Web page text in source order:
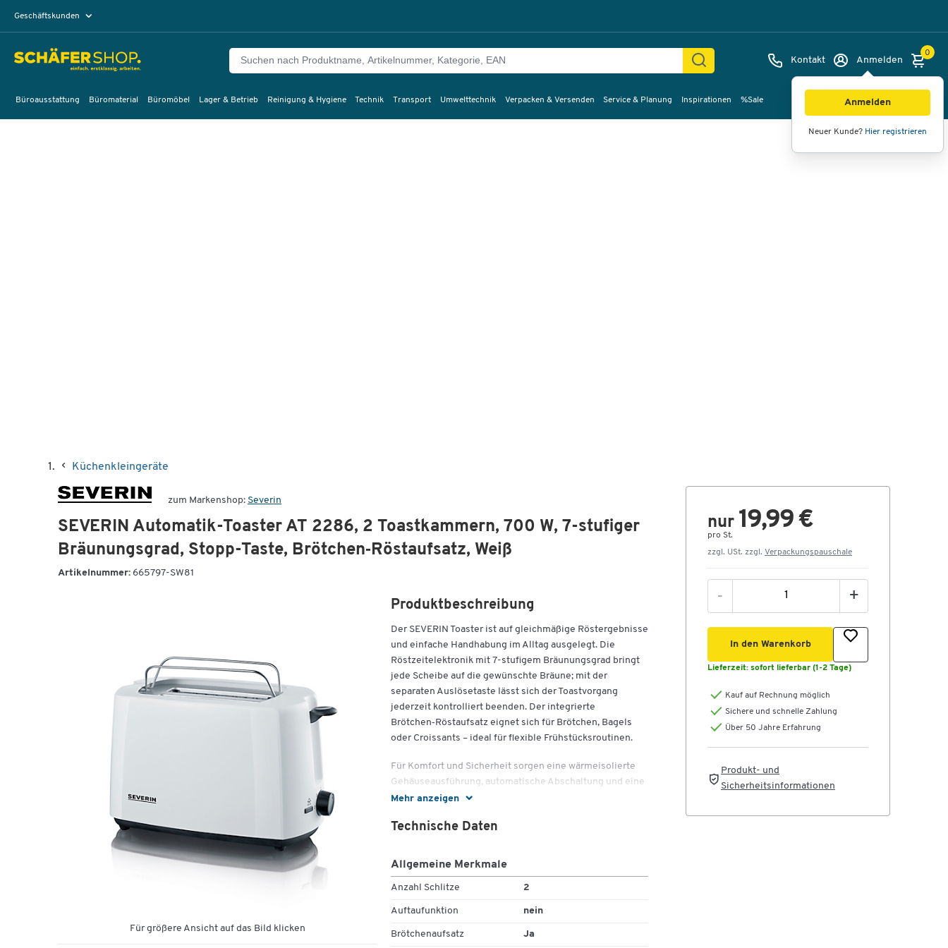
Geschäftskunden
Kontakt Anmelden
Anmelden
Neuer Kunde? Hier registrieren
0
Büroausstattung Büromaterial Büromöbel Lager & Betrieb Reinigung & Hygiene Technik Transport Umwelttechnik Verpacken & Versenden Service & Planung Inspirationen %Sale
Küchenkleingeräte
zum Markenshop: Severin
SEVERIN Automatik-Toaster AT 2286, 2 Toastkammern, 700 W, 7-stufiger
Bräunungsgrad, Stopp-Taste, Brötchen‑Röstaufsatz, Weiß
Artikelnummer: 665797-SW81
Für größere Ansicht auf das Bild klicken
Mehr anzeigen
Produktbeschreibung
Der SEVERIN Toaster ist auf gleichmäßige Röstergebnisse
und einfache Handhabung im Alltag ausgelegt. Die
Röstzeitelektronik mit 7-stufigem Bräunungsgrad bringt
jede Scheibe auf die gewünschte Bräune; mit der
separaten Auslösetaste lässt sich der Toastvorgang
jederzeit kontrolliert beenden. Der integrierte
Brötchen‑Röstaufsatz eignet sich für Brötchen, Bagels
oder Croissants – ideal für flexible Frühstücksroutinen.
Für Komfort und Sicherheit sorgen eine wärmeisolierte
Gehäuseausführung, automatische Abschaltung und eine
zusätzliche Schutzabschaltung bei verklemmter Scheibe.
Krümelschublade erleichtert die Reinigung. Mit 700 Watt,
Toaster platzsparend in jede Küche und sichert
verlässliche Ergebnisse.
Technische Daten:
Technische Daten
Allgemeine Merkmale
Anzahl Schlitze 2
Auftaufunktion nein
Brötchenaufsatz Ja
nur 19,99 €
pro St.
zzgl. USt. zzgl. Verpackungspauschale
- +
In den Warenkorb
Lieferzeit: sofort lieferbar (1-2 Tage)
Kauf auf Rechnung möglich
Sichere und schnelle Zahlung
Über 50 Jahre Erfahrung
Produkt- und
Sicherheitsinformationen
Bilder Videos 360°-Ansicht